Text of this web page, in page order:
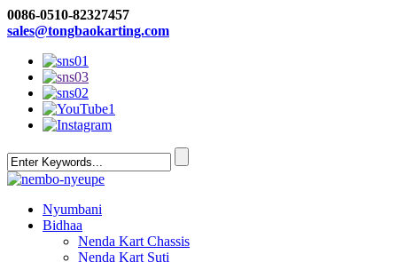
0086-0510-82327457
sales@tongbaokarting.com
Nyumbani
Bidhaa
Nenda Kart Chassis
Nenda Kart Suti